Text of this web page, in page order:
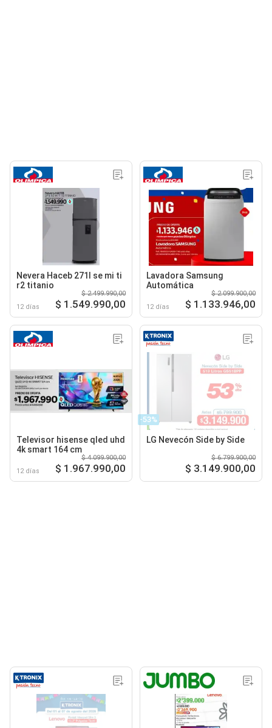
Nevera Haceb 271l se mi ti
r2 titanio
12 días
$ 2.499.990,00
$ 1.549.990,00
Lavadora Samsung
Automática
12 días
$ 2.099.900,00
$ 1.133.946,00
Televisor hisense qled uhd
4k smart 164 cm
12 días
$ 4.099.900,00
$ 1.967.990,00
-53%
LG Nevecón Side by Side
$ 6.799.900,00
$ 3.149.900,00